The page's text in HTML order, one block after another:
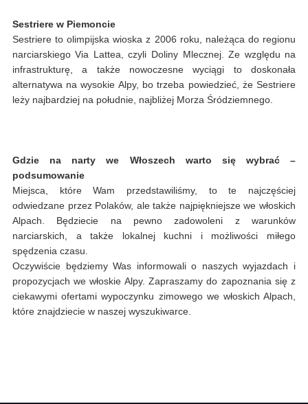
Sestriere w Piemoncie
Sestriere to olimpijska wioska z 2006 roku, należąca do regionu
narciarskiego Via Lattea, czyli Doliny Mlecznej. Ze względu na
infrastrukturę, a także nowoczesne wyciągi to doskonała
alternatywa na wysokie Alpy, bo trzeba powiedzieć, że Sestriere
leży najbardziej na południe, najbliżej Morza Śródziemnego.
Gdzie na narty we Włoszech warto się wybrać –
podsumowanie
Miejsca, które Wam przedstawiliśmy, to te najczęściej
odwiedzane przez Polaków, ale także najpiękniejsze we włoskich
Alpach. Będziecie na pewno zadowoleni z warunków
narciarskich, a także lokalnej kuchni i możliwości miłego
spędzenia czasu.
Oczywiście będziemy Was informowali o naszych wyjazdach i
propozycjach we włoskie Alpy. Zapraszamy do zapoznania się z
ciekawymi ofertami wypoczynku zimowego we włoskich Alpach,
które znajdziecie w naszej wyszukiwarce.